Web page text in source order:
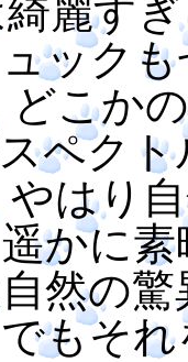
麗す
ック
どこか
ペク
はり
かに
然の
もそ